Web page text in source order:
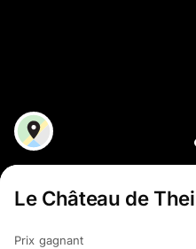
Le Château de
Prix gagnant